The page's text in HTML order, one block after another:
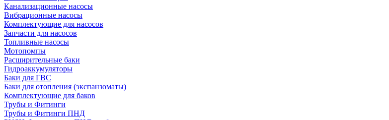
Канализационные насосы
Вибрационные насосы
Комплектующие для насосов
Запчасти для насосов
Топливные насосы
Мотопомпы
Расширительные баки
Гидроаккумуляторы
Баки для ГВС
Баки для отопления (экспанзоматы)
Комплектующие для баков
Трубы и Фитинги
Трубы и Фитинги ПНД